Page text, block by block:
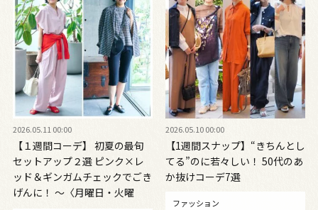
2026.05.11 00:00
【１週間コーデ】 初夏の最旬
セットアップ２選 ピンク×レ
ッド＆ギンガムチェックでごき
げんに！ ～〈月曜日・火曜
2026.05.10 00:00
【1週間スナップ】“きちんとし
てる”のに若々しい！ 50代のあ
か抜けコーデ7選
ファッション